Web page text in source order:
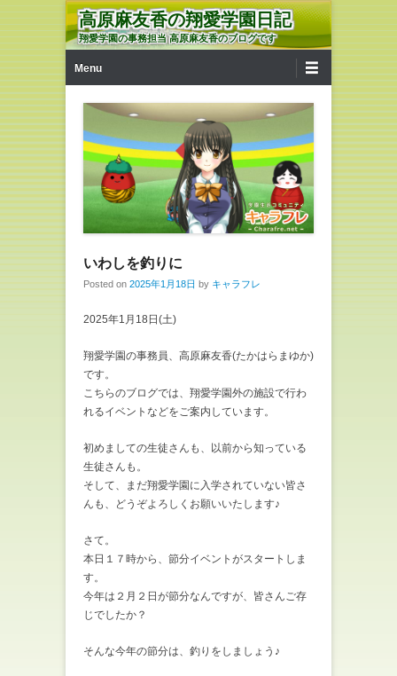
高原麻友香の翔愛学園日記
翔愛学園の事務担当 高原麻友香のブログです
Menu
いわしを釣りに
Posted on 2025年1月18日 by キャラフレ
2025年1月18日(土)
翔愛学園の事務員、高原麻友香(たかはらまゆか)
です。
こちらのブログでは、翔愛学園外の施設で行わ
れるイベントなどをご案内しています。
初めましての生徒さんも、以前から知っている
生徒さんも。
そして、まだ翔愛学園に入学されていない皆さ
んも、どうぞよろしくお願いいたします♪
さて。
本日１７時から、節分イベントがスタートしま
す。
今年は２月２日が節分なんですが、皆さんご存
じでしたか？
そんな今年の節分は、釣りをしましょう♪